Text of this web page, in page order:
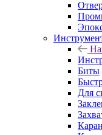
Биты
Для